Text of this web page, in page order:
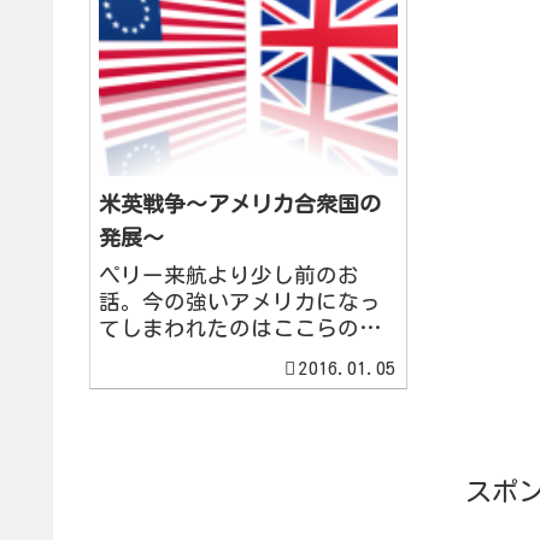
米英戦争～アメリカ合衆国の
発展～
ペリー来航より少し前のお
話。今の強いアメリカになっ
てしまわれたのはここらの時
かなーとか思いつつ綴りま
2016.01.05
スポ